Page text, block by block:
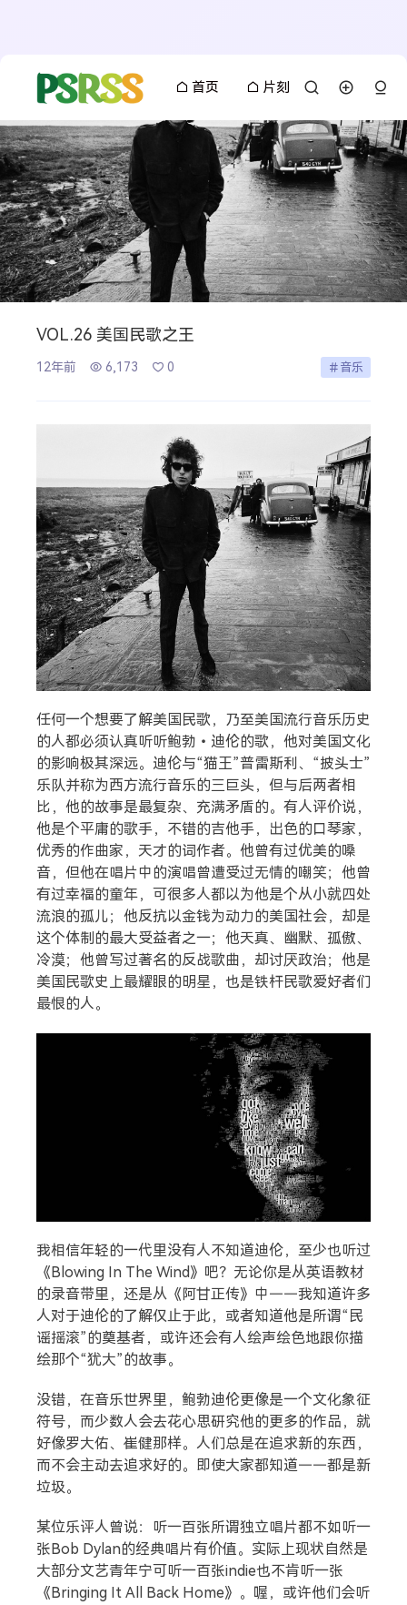
首页 片刻
搜索
热门分类
生活 音乐 微博 故事 杂志
VOL.26 美国民歌之王
12年前 6,173 0 音乐
任何一个想要了解美国民歌，乃至美国流行音乐历史
的人都必须认真听听鲍勃•迪伦的歌，他对美国文化
的影响极其深远。迪伦与“猫王”普雷斯利、“披头士”
乐队并称为西方流行音乐的三巨头，但与后两者相
比，他的故事是最复杂、充满矛盾的。有人评价说，
他是个平庸的歌手，不错的吉他手，出色的口琴家，
优秀的作曲家，天才的词作者。他曾有过优美的嗓
音，但他在唱片中的演唱曾遭受过无情的嘲笑；他曾
有过幸福的童年，可很多人都以为他是个从小就四处
流浪的孤儿；他反抗以金钱为动力的美国社会，却是
这个体制的最大受益者之一；他天真、幽默、孤傲、
冷漠；他曾写过著名的反战歌曲，却讨厌政治；他是
美国民歌史上最耀眼的明星，也是铁杆民歌爱好者们
最恨的人。
我相信年轻的一代里没有人不知道迪伦，至少也听过
《Blowing In The Wind》吧？无论你是从英语教材
的录音带里，还是从《阿甘正传》中——我知道许多
人对于迪伦的了解仅止于此，或者知道他是所谓“民
谣摇滚”的奠基者，或许还会有人绘声绘色地跟你描
绘那个“犹大”的故事。
没错，在音乐世界里，鲍勃迪伦更像是一个文化象征
符号，而少数人会去花心思研究他的更多的作品，就
好像罗大佑、崔健那样。人们总是在追求新的东西，
而不会主动去追求好的。即使大家都知道——都是新
垃圾。
某位乐评人曾说：听一百张所谓独立唱片都不如听一
张Bob Dylan的经典唱片有价值。实际上现状自然是
大部分文艺青年宁可听一百张indie也不肯听一张
《Bringing It All Back Home》。喔，或许他们会听